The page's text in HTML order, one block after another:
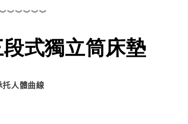
式獨立筒床墊
人體曲線